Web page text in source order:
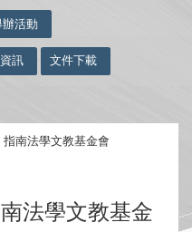
辦活動
訊 文件下載
指南法學文教基金會
法學文教基金